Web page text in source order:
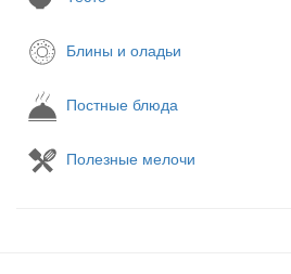
Блины и оладьи
Постные блюда
Полезные мелочи